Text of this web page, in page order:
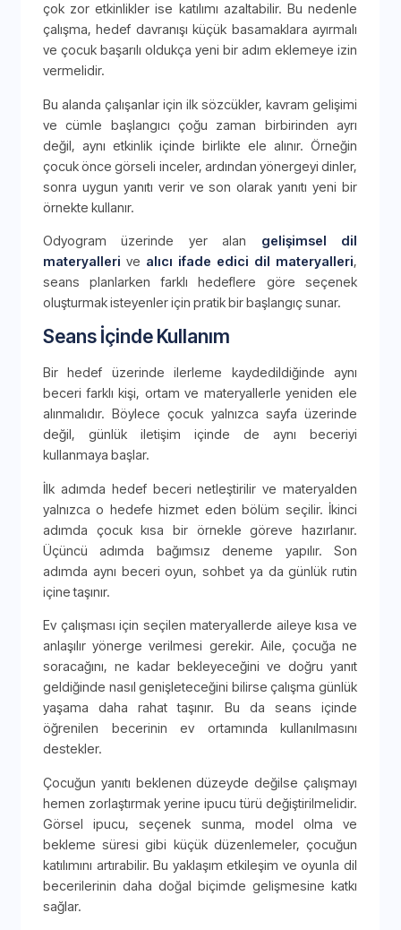
çok zor etkinlikler ise katılımı azaltabilir. Bu nedenle
çalışma, hedef davranışı küçük basamaklara ayırmalı
ve çocuk başarılı oldukça yeni bir adım eklemeye izin
vermelidir.
Bu alanda çalışanlar için ilk sözcükler, kavram gelişimi
ve cümle başlangıcı çoğu zaman birbirinden ayrı
değil, aynı etkinlik içinde birlikte ele alınır. Örneğin
çocuk önce görseli inceler, ardından yönergeyi dinler,
sonra uygun yanıtı verir ve son olarak yanıtı yeni bir
örnekte kullanır.
Odyogram üzerinde yer alan gelişimsel dil
materyalleri ve alıcı ifade edici dil materyalleri,
seans planlarken farklı hedeflere göre seçenek
oluşturmak isteyenler için pratik bir başlangıç sunar.
Seans İçinde Kullanım
Bir hedef üzerinde ilerleme kaydedildiğinde aynı
beceri farklı kişi, ortam ve materyallerle yeniden ele
alınmalıdır. Böylece çocuk yalnızca sayfa üzerinde
değil, günlük iletişim içinde de aynı beceriyi
kullanmaya başlar.
İlk adımda hedef beceri netleştirilir ve materyalden
yalnızca o hedefe hizmet eden bölüm seçilir. İkinci
adımda çocuk kısa bir örnekle göreve hazırlanır.
Üçüncü adımda bağımsız deneme yapılır. Son
adımda aynı beceri oyun, sohbet ya da günlük rutin
içine taşınır.
Ev çalışması için seçilen materyallerde aileye kısa ve
anlaşılır yönerge verilmesi gerekir. Aile, çocuğa ne
soracağını, ne kadar bekleyeceğini ve doğru yanıt
geldiğinde nasıl genişleteceğini bilirse çalışma günlük
yaşama daha rahat taşınır. Bu da seans içinde
öğrenilen becerinin ev ortamında kullanılmasını
destekler.
Çocuğun yanıtı beklenen düzeyde değilse çalışmayı
hemen zorlaştırmak yerine ipucu türü değiştirilmelidir.
Görsel ipucu, seçenek sunma, model olma ve
bekleme süresi gibi küçük düzenlemeler, çocuğun
katılımını artırabilir. Bu yaklaşım etkileşim ve oyunla dil
becerilerinin daha doğal biçimde gelişmesine katkı
sağlar.